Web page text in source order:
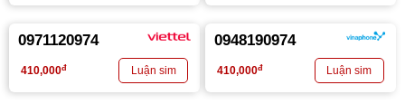
0971120974
410,000đ
0948190974
410,000đ